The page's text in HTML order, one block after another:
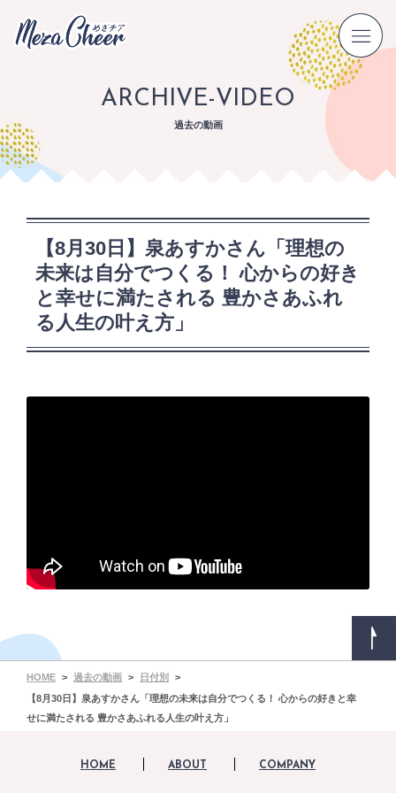
ARCHIVE-VIDEO
過去の動画
【8月30日】泉あすかさん「理想の
未来は自分でつくる！ 心からの好き
と幸せに満たされる 豊かさあふれ
る人生の叶え方」
HOME 過去の動画
日付別
【8月30日】泉あすかさん「理想の未来は自分でつくる！ 心からの好きと幸
せに満たされる 豊かさあふれる人生の叶え方」
HOME ABOUT COMPANY